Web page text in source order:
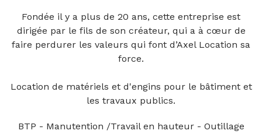
Fondée il y a plus de 20 ans, cette entreprise est
dirigée par le fils de son créateur, qui a à cœur de
faire perdurer les valeurs qui font d’Axel Location sa
force.
Location de matériels et d'engins pour le bâtiment et
les travaux publics.
BTP - Manutention /Travail en hauteur - Outillage